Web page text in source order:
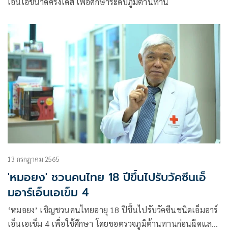
13 กรกฎาคม 2565
'หมอยง' ชวนคนไทย 18 ปีขึ้นไปรับวัคซีนเอ็
มอาร์เอ็นเอเข็ม 4
‘หมอยง’ เชิญชวนคนไทยอายุ 18 ปีขึ้นไปรับวัคซีนชนิดเอ็มอาร์
เอ็นเอเข็ม 4 เพื่อใช้ศึกษา โดยขอตรวจภูมิต้านทานก่อนฉีดและ